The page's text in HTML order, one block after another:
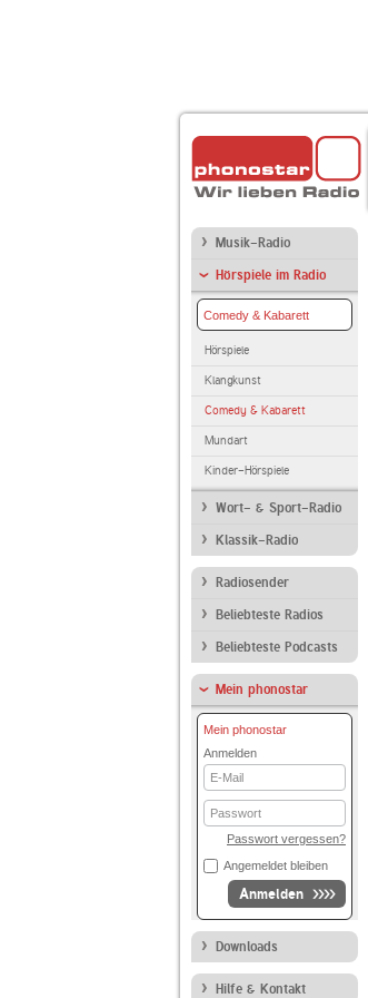
Musik-Radio
Hörspiele im Radio
Comedy & Kabarett
Hörspiele
Klangkunst
Comedy & Kabarett
Mundart
Kinder-Hörspiele
Wort- & Sport-Radio
Klassik-Radio
Radiosender
Beliebteste Radios
Beliebteste Podcasts
Mein phonostar
Mein phonostar
Anmelden
E-
Mail
Passwort
Passwort vergessen?
Angemeldet bleiben
Anmelden
Downloads
Hilfe & Kontakt